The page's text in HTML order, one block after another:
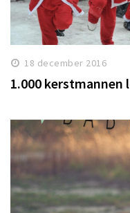
18 december 2016
1.000 kerstmannen